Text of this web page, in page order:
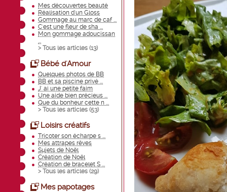
Mes découvertes beauté
Réalisation d'un Gloss
Gommage au marc de caf ...
C'est une fleur de sha ...
Mon gommage adoucissan
...
> Tous les articles (13)
Bébé d'Amour
Quelques photos de BB
BB et sa piscine privé ...
J' ai une petite faim
Une aide bien précieus ...
Que du bonheur cette n ...
> Tous les articles (53)
Loisirs créatifs
Tricoter son écharpe s ...
Mes attrapes rêves
Sujets de Noël
Création de Noël
Création de bracelet S ...
> Tous les articles (29)
Mes papotages